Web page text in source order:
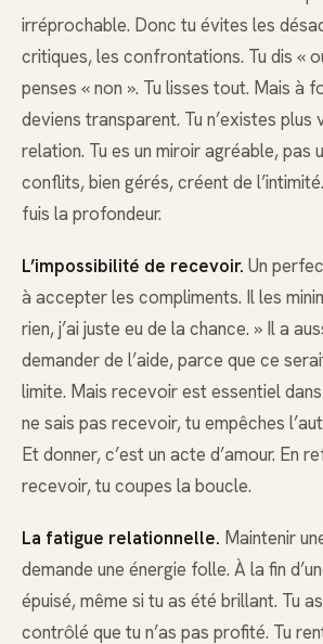
irréprochable. Donc tu évites les
critiques, les confrontations. Tu dis «
penses « non ». Tu lisses tout. Mais à
deviens transparent. Tu n’existes plus
relation. Tu es un miroir agréable, pas
conflits, bien gérés, créent de
fuis la profondeur.
L’impossibilité de recevoir. Un
à accepter les compliments. Il les
rien, j’ai juste eu de la chance. » Il a
demander de l’aide, parce que ce
limite. Mais recevoir est essentiel
ne sais pas recevoir, tu empêches
Et donner, c’est un acte d’amour. En
recevoir, tu coupes la boucle.
La fatigue relationnelle. Maintenir
demande une énergie folle. À la fin
épuisé, même si tu as été brillant. Tu
contrôlé que tu n’as pas profité. Tu